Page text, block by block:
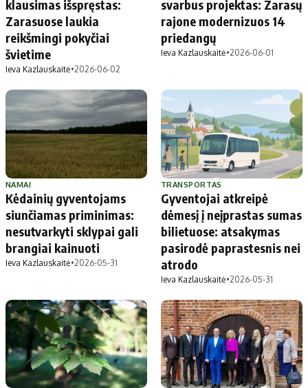
klausimas išspręstas:
Zarasuose laukia
reikšmingi pokyčiai
švietime
Ieva Kazlauskaitė•2026-06-02
svarbus projektas: Zarasų
rajone modernizuos 14
priedangų
Ieva Kazlauskaitė•2026-06-01
NAMAI
Kėdainių gyventojams
siunčiamas priminimas:
nesutvarkyti sklypai gali
brangiai kainuoti
Ieva Kazlauskaitė•2026-05-31
TRANSPORTAS
Gyventojai atkreipė
dėmesį į neįprastas sumas
bilietuose: atsakymas
pasirodė paprastesnis nei
atrodo
Ieva Kazlauskaitė•2026-05-31